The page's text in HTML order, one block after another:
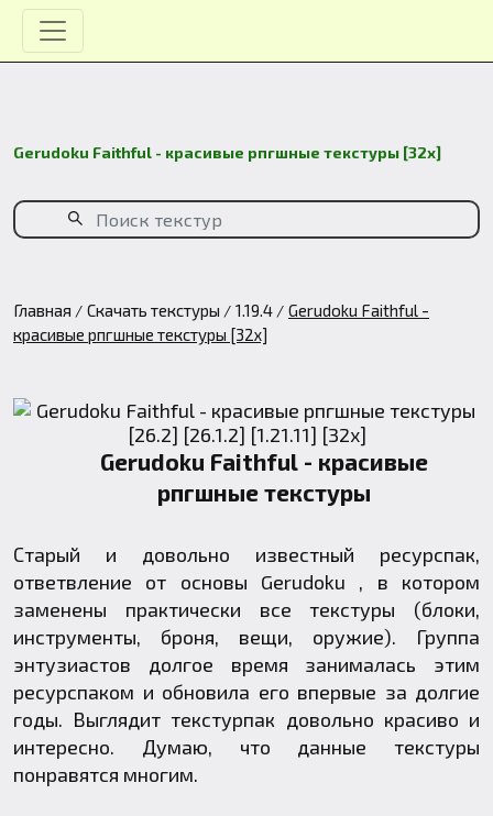
Gerudoku Faithful - красивые рпгшные текстуры [32x]
Главная Скачать текстуры 1.19.4
Gerudoku Faithful -
красивые рпгшные текстуры [32x]
Gerudoku Faithful - красивые
рпгшные текстуры
Старый и довольно известный ресурспак,
ответвление от основы Gerudoku , в котором
заменены практически все текстуры (блоки,
инструменты, броня, вещи, оружие). Группа
энтузиастов долгое время занималась этим
ресурспаком и обновила его впервые за долгие
годы. Выглядит текстурпак довольно красиво и
интересно. Думаю, что данные текстуры
понравятся многим.